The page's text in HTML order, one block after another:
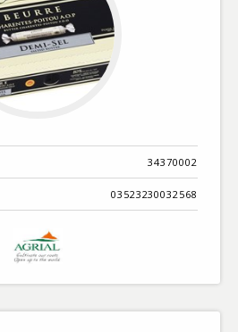
34370002
03523230032568